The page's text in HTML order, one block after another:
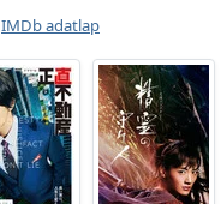
IMDb adatlap